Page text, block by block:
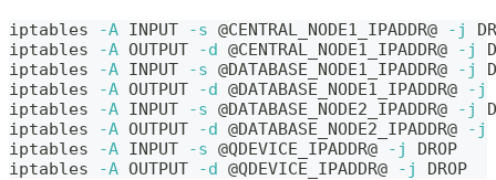
iptables -A INPUT -s @CENTRAL_NODE1_IPADDR@ -j
iptables
-A OUTPUT -d @CENTRAL_NODE1_IPADDR@ -j
iptables
-A INPUT -s @DATABASE_NODE1_IPADDR@ -j
iptables
-A OUTPUT -d @DATABASE_NODE1_IPADDR@ -j
iptables
-A INPUT -s @DATABASE_NODE2_IPADDR@ -j
iptables
-A OUTPUT -d @DATABASE_NODE2_IPADDR@ -j
iptables
-A INPUT -s @QDEVICE_IPADDR@ -j
DROP
iptables
-A OUTPUT -d @QDEVICE_IPADDR@ -j DROP